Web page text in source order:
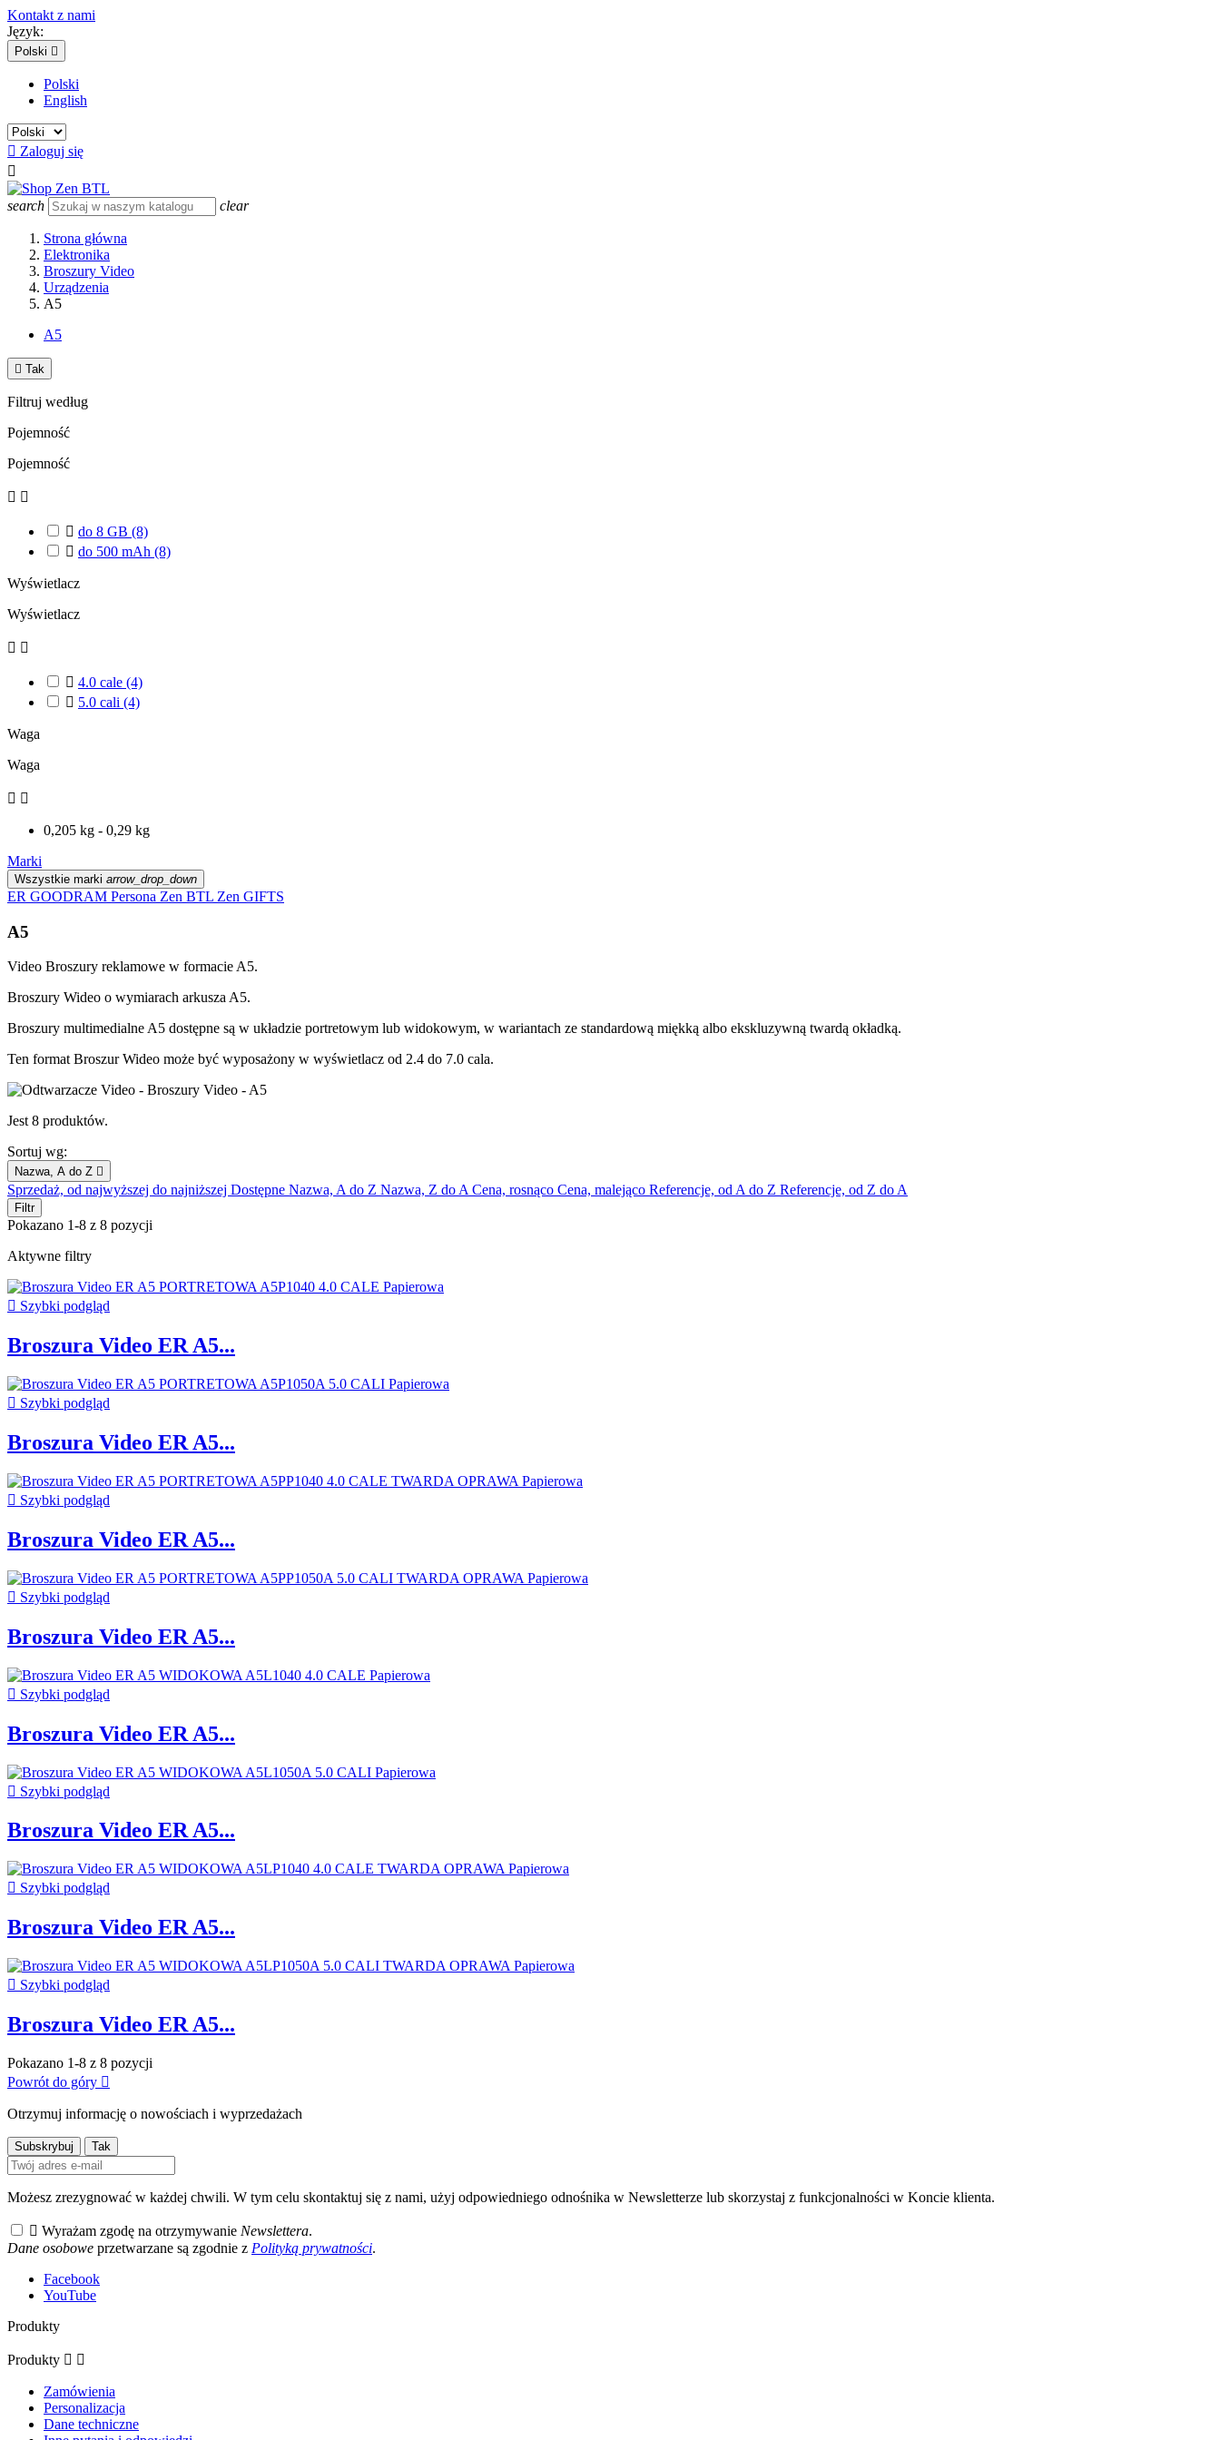
Kontakt z nami
Język:
Polski 
Polski
English
 Zaloguj się

search clear
Strona główna
Elektronika
Broszury Video
Urządzenia
A5
A5
 Tak
Filtruj według
Pojemność
Pojemność
 
 do 8 GB (8)
 do 500 mAh (8)
Wyświetlacz
Wyświetlacz
 
 4.0 cale (4)
 5.0 cali (4)
Waga
Waga
 
0,205 kg - 0,29 kg
Marki
Wszystkie marki arrow_drop_down
ER GOODRAM Persona Zen BTL Zen GIFTS
A5
Video Broszury reklamowe w formacie A5.
Broszury Wideo o wymiarach arkusza A5.
Broszury multimedialne A5 dostępne są w układzie portretowym lub widokowym, w wariantach ze standardową miękką albo ekskluzywną twardą okładką.
Ten format Broszur Wideo może być wyposażony w wyświetlacz od 2.4 do 7.0 cala.
Jest 8 produktów.
Sortuj wg:
Nazwa, A do Z 
Sprzedaż, od najwyższej do najniższej Dostępne Nazwa, A do Z Nazwa, Z do ACena, rosnąco Cena, malejąco Referencje, od A do Z Referencje, od Z do A
Filtr
Pokazano 1-8 z 8 pozycji
Aktywne filtry
 Szybki podgląd
Broszura Video ER A5...
 Szybki podgląd
Broszura Video ER A5...
 Szybki podgląd
Broszura Video ER A5...
 Szybki podgląd
Broszura Video ER A5...
 Szybki podgląd
Broszura Video ER A5...
 Szybki podgląd
Broszura Video ER A5...
 Szybki podgląd
Broszura Video ER A5...
 Szybki podgląd
Broszura Video ER A5...
Pokazano 1-8 z 8 pozycji
Powrót do góry 
Otrzymuj informację o nowościach i wyprzedażach
Możesz zrezygnować w każdej chwili. W tym celu skontaktuj się z nami, użyj odpowiedniego odnośnika w Newsletterze lub skorzystaj z funkcjonalności w Koncie klienta.
 Wyrażam zgodę na otrzymywanie Newslettera.
Dane osobowe przetwarzane są zgodnie z Polityką prywatności.
Facebook
YouTube
Produkty
Produkty  
Zamówienia
Personalizacja
Dane techniczne